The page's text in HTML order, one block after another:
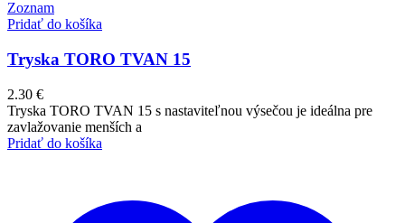
Zoznam
Pridať do košíka
Tryska TORO TVAN 15
2.30 €
Tryska TORO TVAN 15 s nastaviteľnou výsečou je ideálna pre
zavlažovanie menších a
Pridať do košíka